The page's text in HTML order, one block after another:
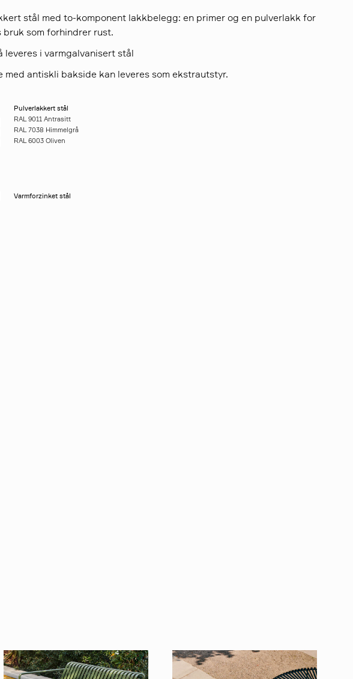
stål med to-komponent lakkbelegg: en primer og en pulverlakk for
bruk som forhindrer rust.
leveres i varmgalvanisert stål
med antiskli bakside kan leveres som ekstrautstyr.
Pulverlakkert stål
RAL 9011 Antrasitt
RAL 7038 Himmelgrå
RAL 6003 Oliven
Varmforzinket stål